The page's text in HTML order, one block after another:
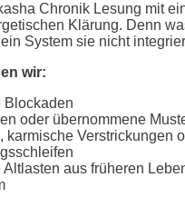
Chronik Lesung mit
Klärung. Denn
System sie nicht
wir:
Blockaden
oder übernommene
karmische Verstrickungen
aus früheren